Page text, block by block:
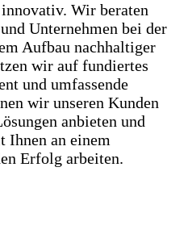
Wir beraten
Unternehmen bei der
Aufbau nachhaltiger
wir auf fundiertes
und umfassende
wir unseren Kunden
anbieten und
Ihnen an einem
Erfolg arbeiten.